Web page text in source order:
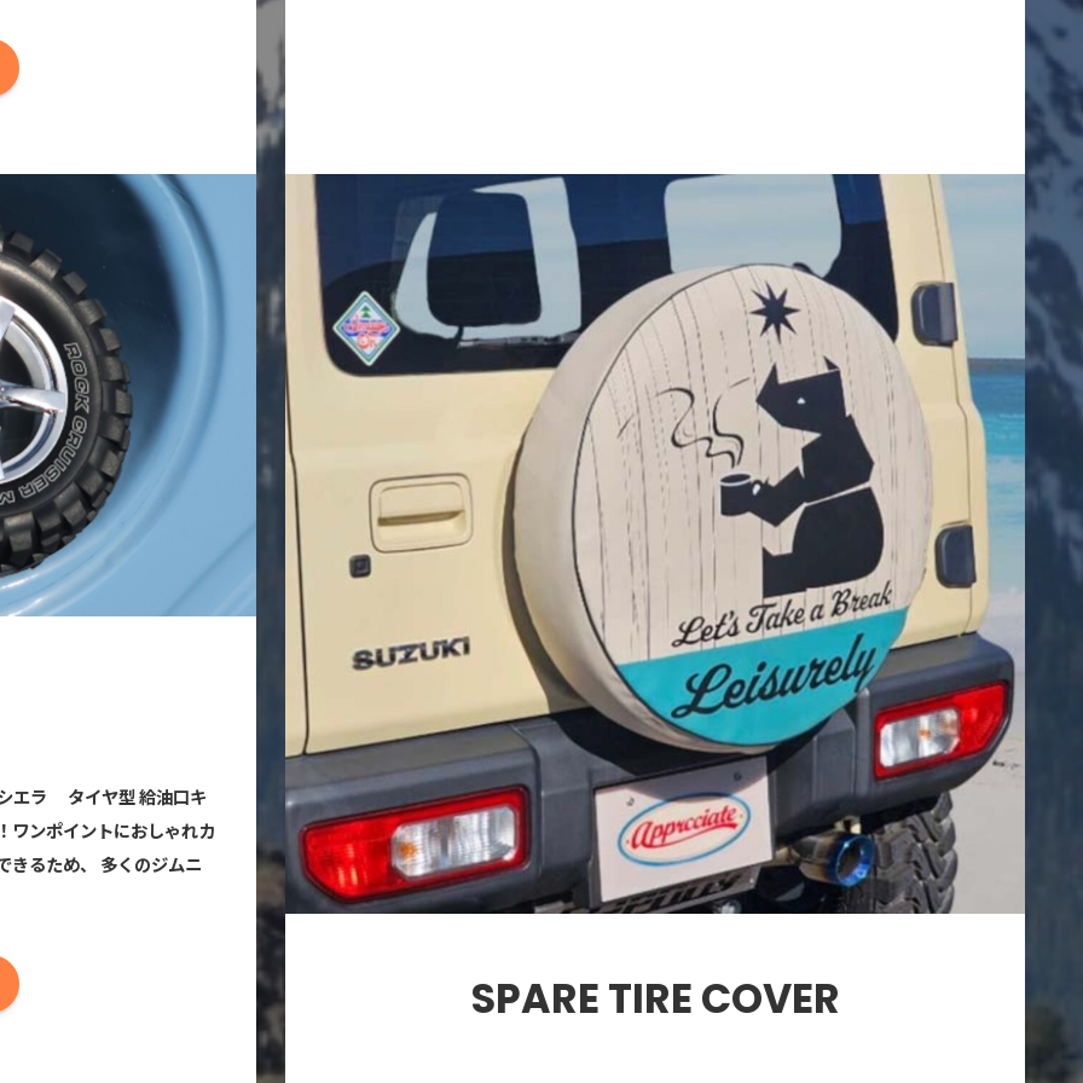
エラ タイヤ型 給油口キ
ワンポイントにおしゃれカ
るため、 多くのジムニ
SPARE TIRE COVER